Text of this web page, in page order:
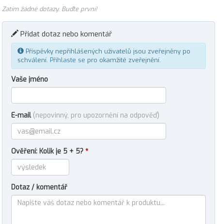
Zatím žádné dotazy. Buďte první!
Přidat dotaz nebo komentář
Příspěvky nepřihlášených uživatelů jsou zveřejněny po
schválení. Přihlaste se pro okamžité zveřejnění.
Vaše jméno
E-mail (nepovinný, pro upozornění na odpověď)
Ověření: Kolik je 5 + 5? *
Dotaz / komentář